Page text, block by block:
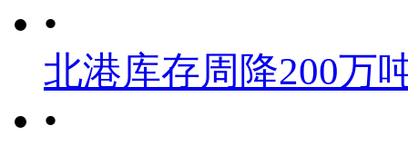
•
北港库存周降200万
•